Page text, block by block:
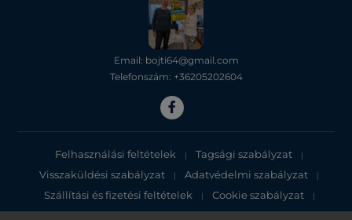
Email: bojti64@gmail.com
Telefonszám: +36205202604
Felhasználási feltételek | Tagsági szabályzat |
Visszaküldési szabályzat | Adatvédelmi szabályzat |
Szállítási és fizetési feltételek | Cookie szabályzat |
Adatvédelmi tájékoztató